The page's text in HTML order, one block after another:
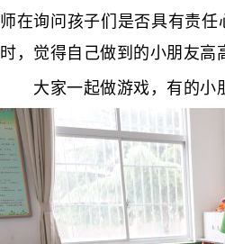
师在询问孩子们是否具有责
时，觉得自己做到的小朋友高
大家一起做游戏，有的小朋